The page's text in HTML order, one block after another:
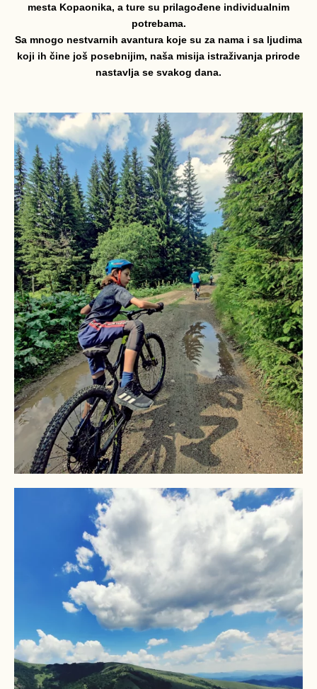
mesta Kopaonika, a ture su prilagođene individualnim
potrebama.
Sa mnogo nestvarnih avantura koje su za nama i sa ljudima
koji ih čine još posebnijim, naša misija istraživanja prirode
nastavlja se svakog dana.